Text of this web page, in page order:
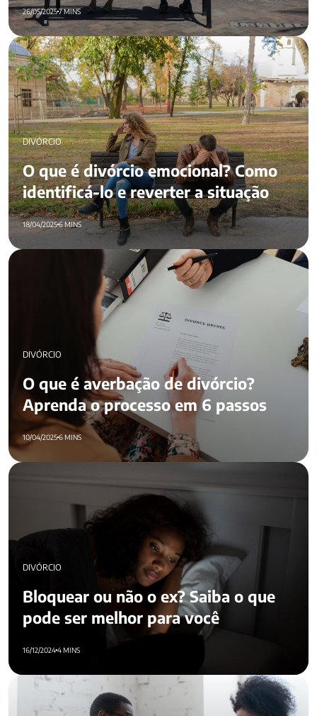
26/05/20257 MINS
O que é divórcio emocional? Como identificá-lo e reverter a
situação
DIVÓRCIO
O que é divórcio emocional? Como
identificá-lo e reverter a situação
18/04/20256 MINS
O que é averbação de divórcio? Aprenda o processo em 6
DIVÓRCIO
O que é averbação de divórcio?
Aprenda o processo em 6 passos
10/04/20256 MINS
Bloquear ou não o ex? Saiba o que pode ser melhor para
DIVÓRCIO
Bloquear ou não o ex? Saiba o que
pode ser melhor para você
16/12/20244 MINS
7 dicas para um divórcio amigável